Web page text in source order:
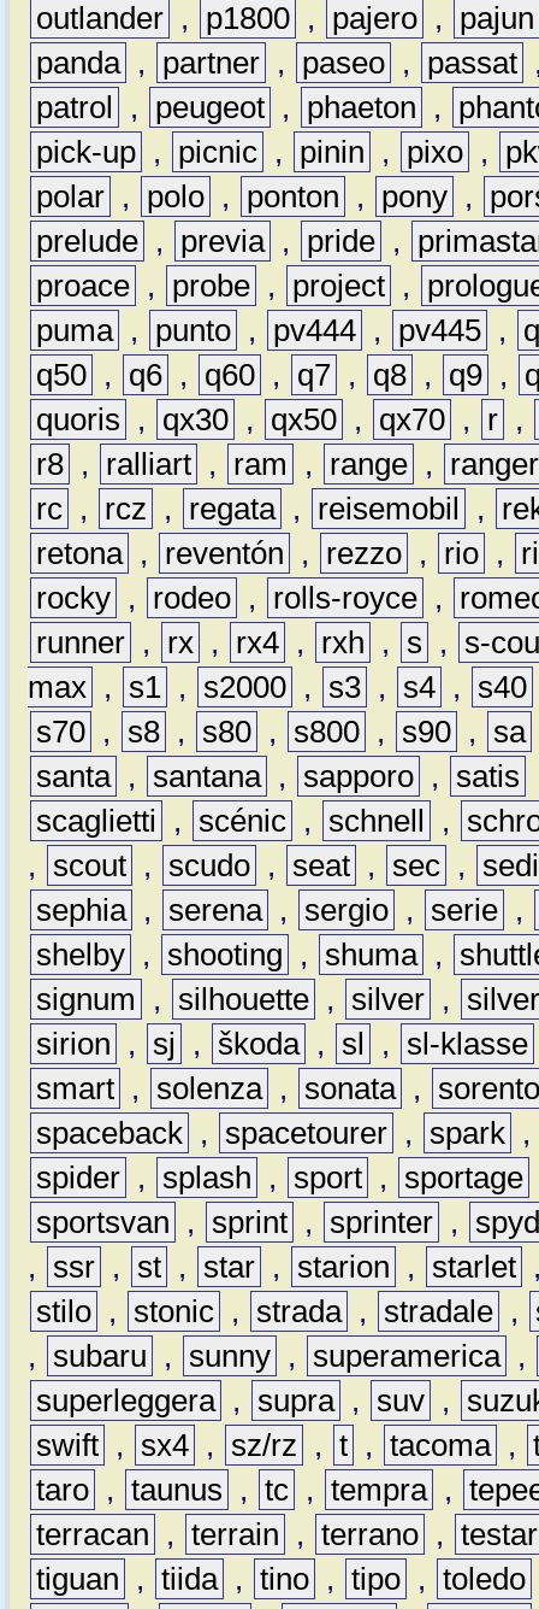
outlander , p1800 , pajero ,
pajun
panda , partner , paseo , passat
patrol
, peugeot , phaeton ,
pick-up , picnic , pinin , pixo ,
polar , polo , ponton , pony ,
prelude , previa , pride ,
proace , probe , project ,
puma , punto , pv444 , pv445 ,
q50 , q6 , q60 , q7 , q8 , q9 ,
quoris
, qx30 , qx50 , qx70 , r ,
r8 , ralliart , ram , range ,
ranger
rc , rcz , regata , reisemobil ,
retona , reventón , rezzo , rio ,
rocky , rodeo , rolls-royce ,
runner , rx , rx4 , rxh , s ,
s-
max , s1 , s2000 , s3 , s4 , s40
s70 , s8 , s80 , s800 , s90 , sa
santa , santana , sapporo , satis
scaglietti
, scénic , schnell ,
,
scout , scudo , seat , sec ,
sephia , serena , sergio , serie ,
shelby , shooting , shuma ,
signum
, silhouette , silver ,
sirion
, sj , škoda , sl , sl-klasse
smart , solenza , sonata ,
spaceback , spacetourer , spark ,
spider , splash , sport , sportage
sportsvan
, sprint , sprinter ,
,
ssr , st , star , starion , starlet
stilo , stonic , strada , stradale ,
,
subaru , sunny , superamerica ,
superleggera , supra , suv ,
swift , sx4 , sz/rz , t , tacoma ,
taro , taunus , tc , tempra ,
terracan
, terrain , terrano ,
tiguan
, tiida , tino , tipo , toledo